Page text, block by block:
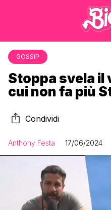
GOSSIP
Stoppa svela il
cui non fa più
Condividi
Anthony Festa 17/06/2024